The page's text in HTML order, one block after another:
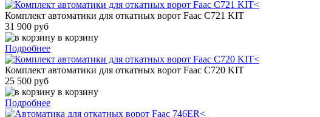
Комплект автоматики для откатных ворот Faac C721 KIT
31 900 руб
в корзину
Подробнее
Комплект автоматики для откатных ворот Faac C720 KIT
25 500 руб
в корзину
Подробнее